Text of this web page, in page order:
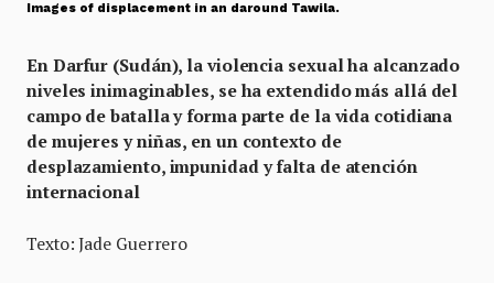
Images of displacement in an daround Tawila.
En Darfur (Sudán), la violencia sexual ha alcanzado
niveles inimaginables, se ha extendido más allá del
campo de batalla y forma parte de la vida cotidiana
de mujeres y niñas, en un contexto de
desplazamiento, impunidad y falta de atención
internacional
Texto: Jade Guerrero